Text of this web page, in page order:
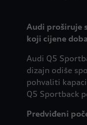
Audi proširuje
koji cijene
Audi Q5
dizajn odiše
pohvaliti
Q5 Sportback
Predviđeni